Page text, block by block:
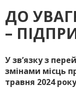
ДО
–
У зв’язку з
змінами місць
травня 2024